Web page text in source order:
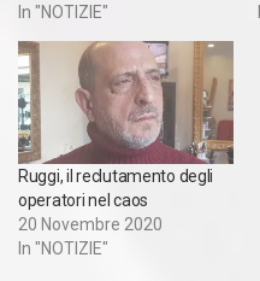
In "NOTIZIE"
Ruggi, il reclutamento degli
operatori nel caos
20 Novembre 2020
In "NOTIZIE"